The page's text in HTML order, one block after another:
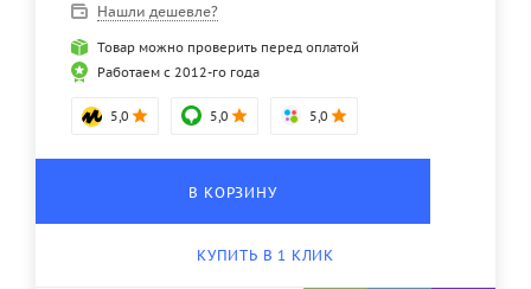
Нашли дешевле?
Товар можно проверить перед оплатой
Работаем с 2012-го года
5,0 5,0 5,0
В КОРЗИНУ
КУПИТЬ В 1 КЛИК